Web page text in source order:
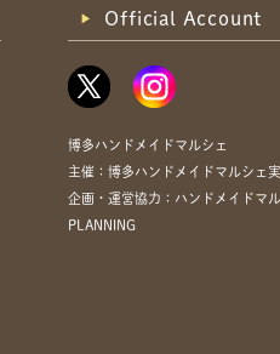
Official Account
博多ハンドメイドマルシェ
主催：博多ハンドメイドマルシェ
企画・運営協力：ハンドメイドマ
PLANNING